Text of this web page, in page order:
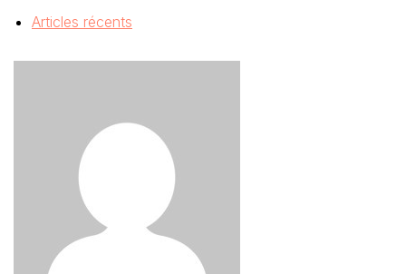
Articles récents